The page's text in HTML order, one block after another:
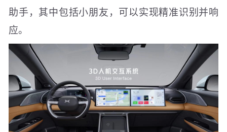
助手，其中包括小朋友，可以实现精准识别并响
应。